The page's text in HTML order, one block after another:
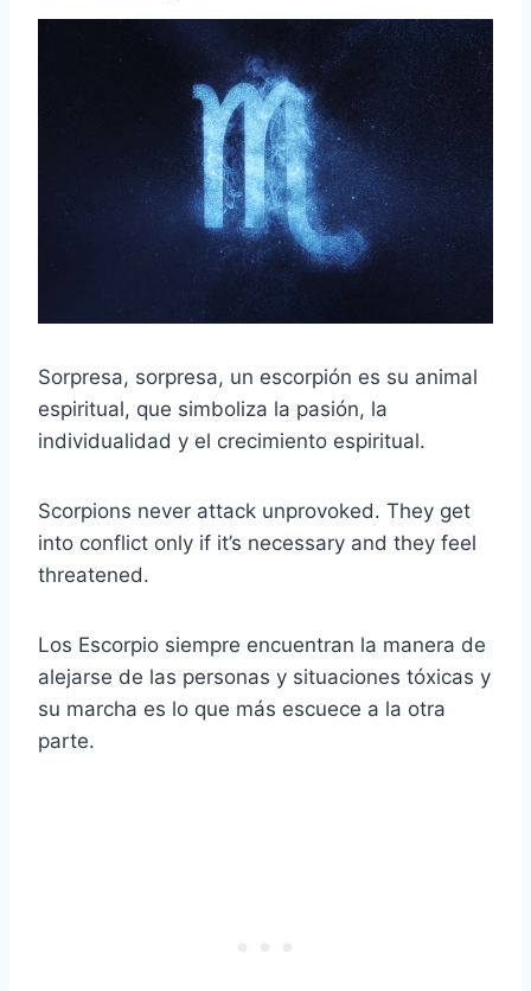
Sorpresa, sorpresa, un escorpión es su animal
espiritual, que simboliza la pasión, la
individualidad y el crecimiento espiritual.
Scorpions never attack unprovoked. They get
into conflict only if it’s necessary and they feel
threatened.
Los Escorpio siempre encuentran la manera de
alejarse de las personas y situaciones tóxicas y
su marcha es lo que más escuece a la otra
parte.